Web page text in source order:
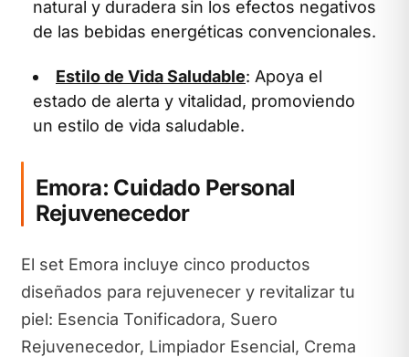
natural y duradera sin los efectos negativos
de las bebidas energéticas convencionales.
Estilo de Vida Saludable: Apoya el
estado de alerta y vitalidad, promoviendo
un estilo de vida saludable.
Emora: Cuidado Personal
Rejuvenecedor
El set Emora incluye cinco productos
diseñados para rejuvenecer y revitalizar tu
piel: Esencia Tonificadora, Suero
Rejuvenecedor, Limpiador Esencial, Crema